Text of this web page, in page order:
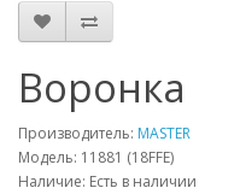
Воронка
Производитель: MASTER
Модель: 11881 (18FFE)
Наличие: Есть в наличии